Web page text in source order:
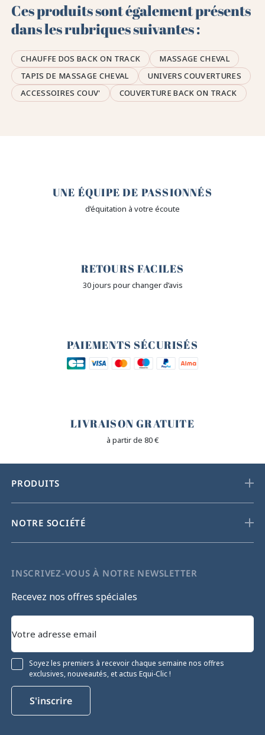
Ces produits sont également présents
dans les rubriques suivantes :
CHAUFFE DOS BACK ON TRACK
MASSAGE CHEVAL
TAPIS DE MASSAGE CHEVAL
UNIVERS COUVERTURES
ACCESSOIRES COUV'
COUVERTURE BACK ON TRACK
UNE ÉQUIPE DE PASSIONNÉS
d’équitation à votre écoute
RETOURS FACILES
30 jours pour changer d’avis
PAIEMENTS SÉCURISÉS
LIVRAISON GRATUITE
à partir de 80 €
PRODUITS
NOTRE SOCIÉTÉ
INSCRIVEZ-VOUS À NOTRE NEWSLETTER
Recevez nos offres spéciales
Soyez les premiers à recevoir chaque semaine nos offres
exclusives, nouveautés, et actus Equi-Clic !
S'inscrire